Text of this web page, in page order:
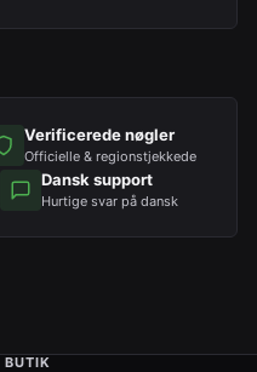
Verificerede nøgler
Officielle & regionstjekkede
Dansk support
Hurtige svar på dansk
BUTIK